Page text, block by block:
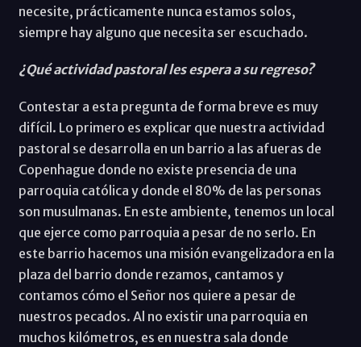
necesite, prácticamente nunca estamos solos,
siempre hay alguno que necesita ser escuchado.
¿Qué actividad pastoral les espera a su regreso?
Contestar a esta pregunta de forma breve es muy
difícil. Lo primero es explicar que nuestra actividad
pastoral se desarrolla en un barrio a las afueras de
Copenhague donde no existe presencia de una
parroquia católica y donde el 80% de las personas
son musulmanas. En este ambiente, tenemos un local
que ejerce como parroquia a pesar de no serlo. En
este barrio hacemos una misión evangelizadora en la
plaza del barrio donde rezamos, cantamos y
contamos cómo el Señor nos quiere a pesar de
nuestros pecados. Al no existir una parroquia en
muchos kilómetros, es en nuestra sala donde